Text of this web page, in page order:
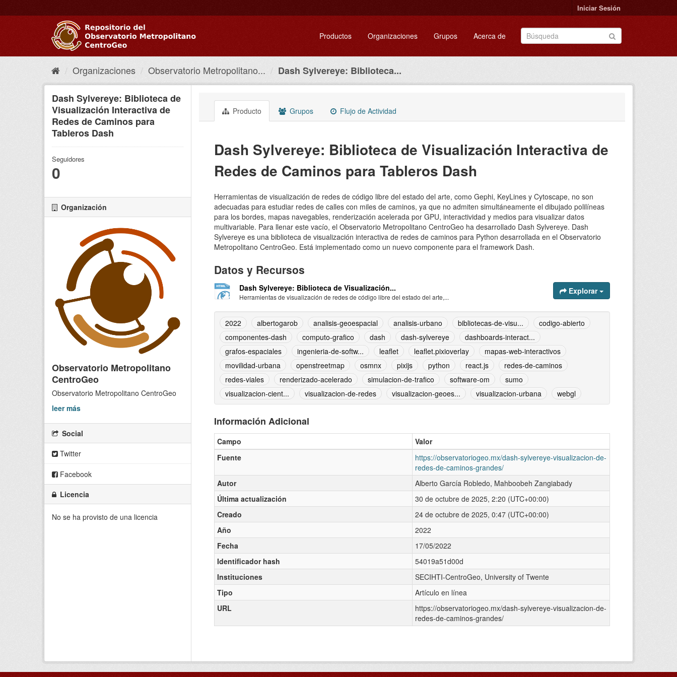
al
Iniciar Sesión
Productos Organizaciones Grupos Acerca de
Organizaciones Observatorio Metropolitano... Dash Sylvereye: Biblioteca...
Dash Sylvereye: Biblioteca de
Visualización Interactiva de
Redes de Caminos para
Tableros Dash
Seguidores
0
Organización
Observatorio Metropolitano
CentroGeo
Observatorio Metropolitano CentroGeo
leer más
Social
Twitter
Facebook
Licencia
No se ha provisto de una licencia
Producto Grupos Flujo de Actividad
Dash Sylvereye: Biblioteca de Visualización Interactiva de
Redes de Caminos para Tableros Dash
Herramientas de visualización de redes de código libre del estado del arte, como Gephi, KeyLines y Cytoscape, no son
adecuadas para estudiar redes de calles con miles de caminos, ya que no admiten simultáneamente el dibujado polilíneas
para los bordes, mapas navegables, renderización acelerada por GPU, interactividad y medios para visualizar datos
multivariable. Para llenar este vacío, el Observatorio Metropolitano CentroGeo ha desarrollado Dash Sylvereye. Dash
Sylvereye es una biblioteca de visualización interactiva de redes de caminos para Python desarrollada en el Observatorio
Metropolitano CentroGeo. Está implementado como un nuevo componente para el framework Dash.
Datos y Recursos
Dash Sylvereye: Biblioteca de Visualización...
Herramientas de visualización de redes de código libre del estado del arte,...
Explorar
2022 albertogarob analisis-geoespacial analisis-urbano bibliotecas-de-visu...
codigo-abierto
componentes-dash
computo-grafico dash dash-sylvereye
dashboards-interact...
grafos-espaciales
ingenieria-de-softw... leaflet leaflet.pixioverlay
mapas-web-interactivos
movilidad-urbana
openstreetmap osmnx pixijs python react.js
redes-de-caminos
redes-viales
renderizado-acelerado simulacion-de-trafico software-om
sumo
visualizacion-cient...
visualizacion-de-redes visualizacion-geoes... visualizacion-urbana webgl
Información Adicional
Campo
Valor
Fuente
https://observatoriogeo.mx/dash-sylvereye-visualizacion-de-
redes-de-caminos-grandes/
Autor
Alberto García Robledo, Mahboobeh Zangiabady
Última actualización
30 de octubre de 2025, 2:20 (UTC+00:00)
Creado
24 de octubre de 2025, 0:47 (UTC+00:00)
Año
2022
Fecha
17/05/2022
Identificador hash
54019a51d00d
Instituciones
SECIHTI-CentroGeo, University of Twente
Tipo
Artículo en línea
URL
https://observatoriogeo.mx/dash-sylvereye-visualizacion-de-
redes-de-caminos-grandes/